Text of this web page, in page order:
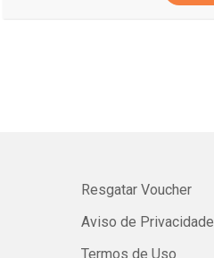
Resgatar Voucher
Aviso de Privacidade
Termos de Uso